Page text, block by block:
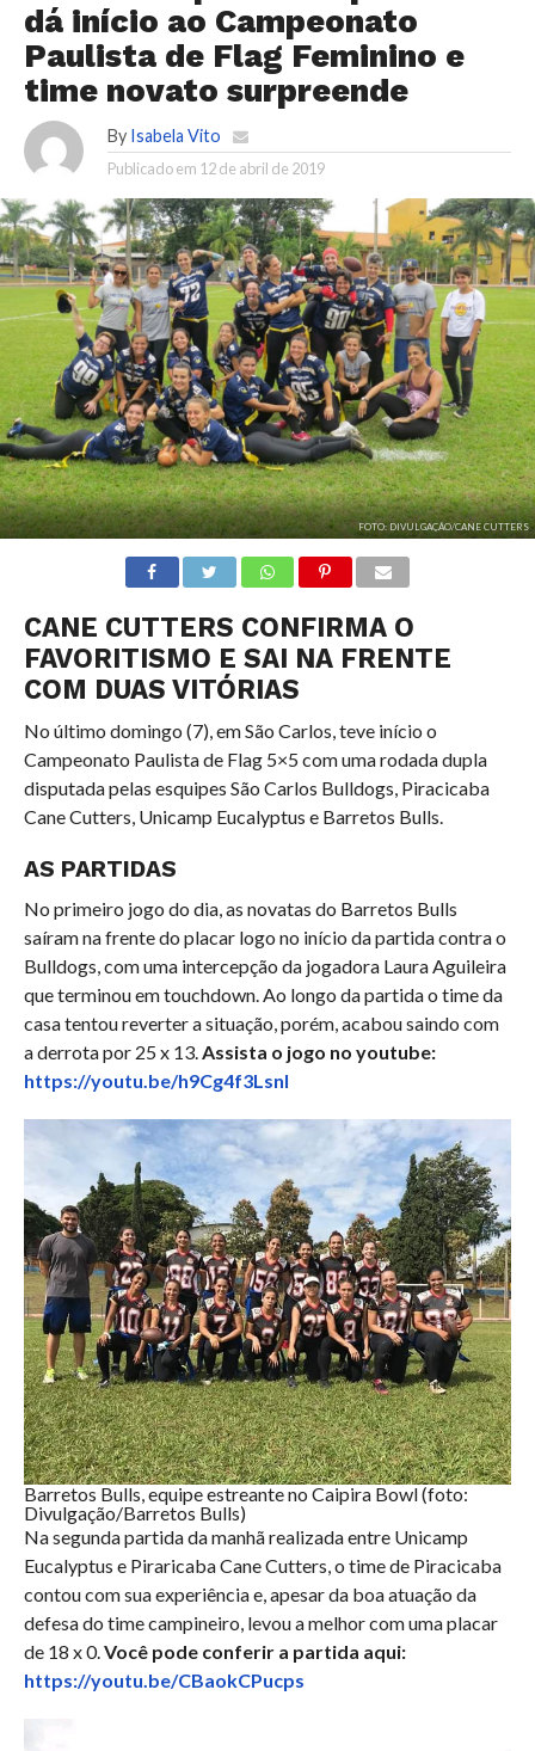
dá início ao Campeonato
Paulista de Flag Feminino e
time novato surpreende
By Isabela Vito
Publicado em 12 de abril de 2019
FOTO: DIVULGAÇÃO/CANE CUTTERS
CANE CUTTERS CONFIRMA O
FAVORITISMO E SAI NA FRENTE
COM DUAS VITÓRIAS
No último domingo (7), em São Carlos, teve início o
Campeonato Paulista de Flag 5×5 com uma rodada dupla
disputada pelas esquipes São Carlos Bulldogs, Piracicaba
Cane Cutters, Unicamp Eucalyptus e Barretos Bulls.
AS PARTIDAS
No primeiro jogo do dia, as novatas do Barretos Bulls
saíram na frente do placar logo no início da partida contra o
Bulldogs, com uma intercepção da jogadora Laura Aguileira
que terminou em touchdown. Ao longo da partida o time da
casa tentou reverter a situação, porém, acabou saindo com
a derrota por 25 x 13.Assista o jogo no youtube:
https://youtu.be/h9Cg4f3LsnI
Barretos Bulls, equipe estreante no Caipira Bowl (foto:
Divulgação/Barretos Bulls)
Na segunda partida da manhã realizada entre Unicamp
Eucalyptus e Piraricaba Cane Cutters, o time de Piracicaba
contou com sua experiência e, apesar da boa atuação da
defesa do time campineiro, levou a melhor com uma placar
de 18 x 0.Você pode conferir a partida aqui:
https://youtu.be/CBaokCPucps